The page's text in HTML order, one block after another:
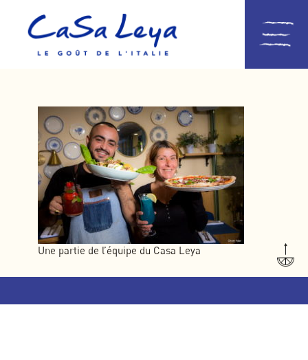
Une partie de l’équipe du Casa Leya